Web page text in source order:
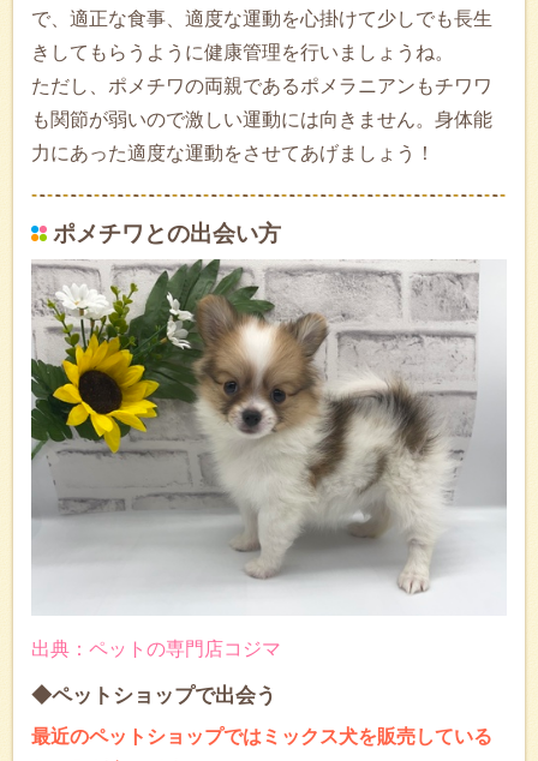
で、適正な食事、適度な運動を心掛けて少しでも長生
きしてもらうように健康管理を行いましょうね。
ただし、ポメチワの両親であるポメラニアンもチワワ
も関節が弱いので激しい運動には向きません。身体能
力にあった適度な運動をさせてあげましょう！
ポメチワとの出会い方
出典：ペットの専門店コジマ
◆ペットショップで出会う
最近のペットショップではミックス犬を販売している